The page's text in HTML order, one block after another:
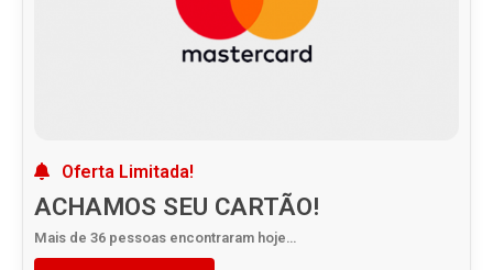
Oferta Limitada!
ACHAMOS SEU CARTÃO!
Mais de 36 pessoas encontraram hoje…